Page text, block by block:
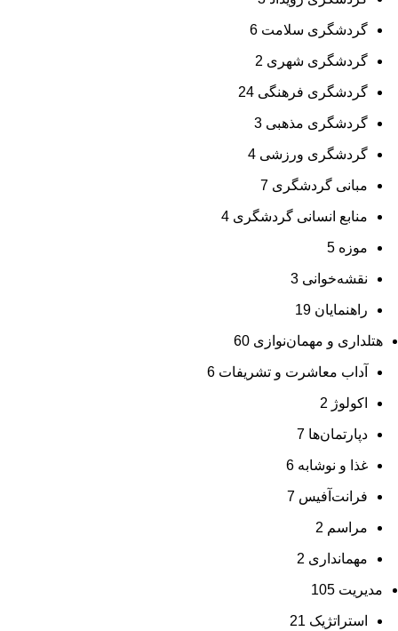
گردشگری سلامت 6
گردشگری شهری 2
گردشگری فرهنگی 24
گردشگری مذهبی 3
گردشگری ورزشی 4
مبانی گردشگری 7
منابع انسانی گردشگری 4
موزه 5
نقشه‌خوانی 3
راهنمایان 19
هتلداری و مهمان‌نوازی 60
آداب معاشرت و تشریفات 6
اکولوژ 2
دپارتمان‌ها 7
غذا و نوشابه 6
فرانت‌آفیس 7
مراسم 2
مهمانداری 2
مدیریت 105
استراتژیک 21